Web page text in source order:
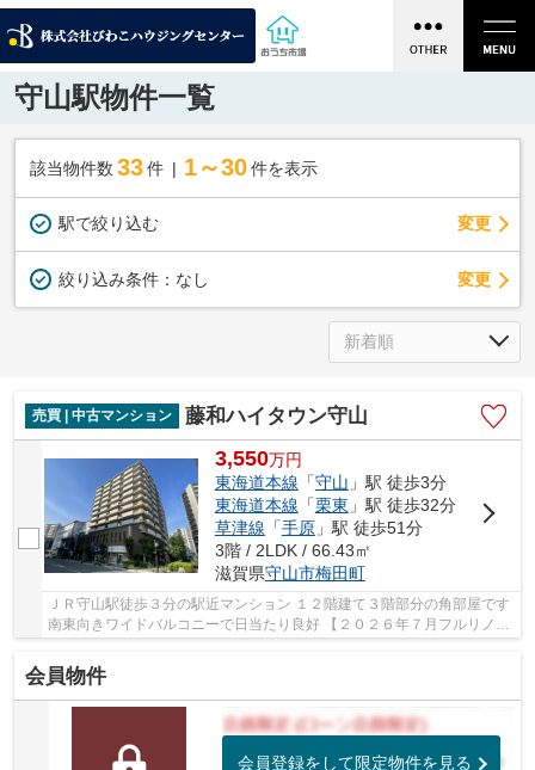
守山駅物件一覧
該当物件数 33件 1～30 件を表示
駅で絞り込む 変更
絞り込み条件： なし 変更
売買 | 中古マンション 藤和ハイタウン守山
3,550万円
東海道本線 「守山 」駅 徒歩3分
東海道本線 「栗東 」駅 徒歩32分
草津線 「手原」駅 徒歩51分
3階 / 2LDK / 66.43㎡
滋賀県守山市梅田町
ＪＲ守山駅徒歩３分の駅近マンション １２階建て３階部分の角部屋です
南東向きワイドバルコニーで日当たり良好 【２０２６年７月フルリノベ
ーション完成】 間取り変更／水回り／壁・...
会員物件
会員登録をして限定物件を見る